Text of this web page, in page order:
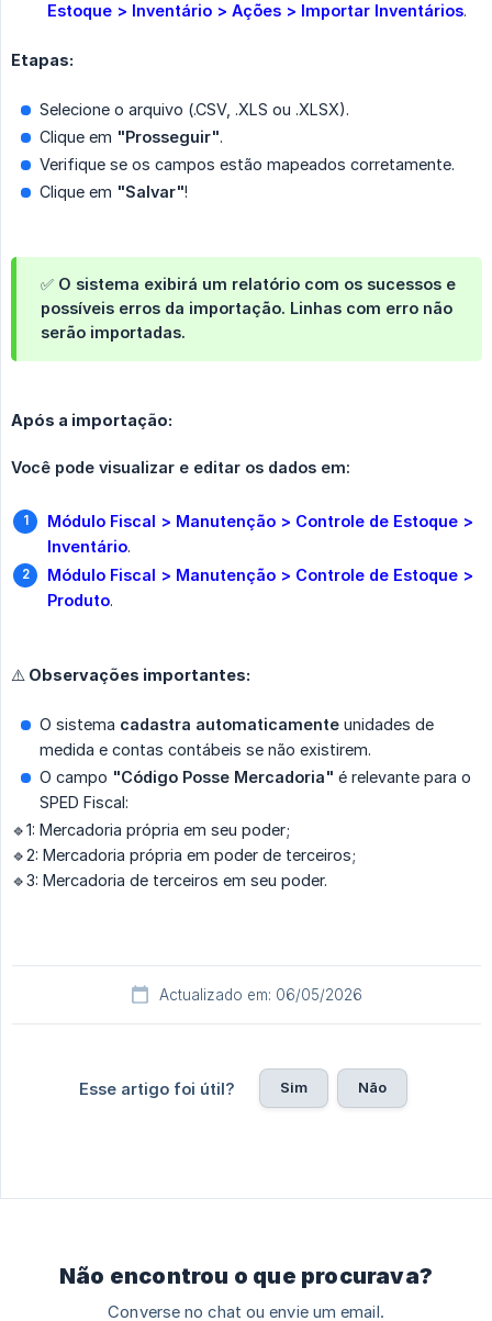
Estoque > Inventário > Ações > Importar Inventários.
Etapas:
Selecione o arquivo (.CSV, .XLS ou .XLSX).
Clique em "Prosseguir".
Verifique se os campos estão mapeados corretamente.
Clique em "Salvar"!
✅ O sistema exibirá um relatório com os sucessos e
possíveis erros da importação. Linhas com erro não
serão importadas.
Após a importação:
Você pode visualizar e editar os dados em:
Módulo Fiscal > Manutenção > Controle de Estoque >
Inventário.
Módulo Fiscal > Manutenção > Controle de Estoque >
Produto.
⚠️ Observações importantes:
O sistema cadastra automaticamente unidades de
medida e contas contábeis se não existirem.
O campo "Código Posse Mercadoria" é relevante para o
SPED Fiscal:
🔹1: Mercadoria própria em seu poder;
🔹2: Mercadoria própria em poder de terceiros;
🔹3: Mercadoria de terceiros em seu poder.
Actualizado em: 06/05/2026
Esse artigo foi útil? Sim Não
Não encontrou o que procurava?
Converse no chat ou envie um email.